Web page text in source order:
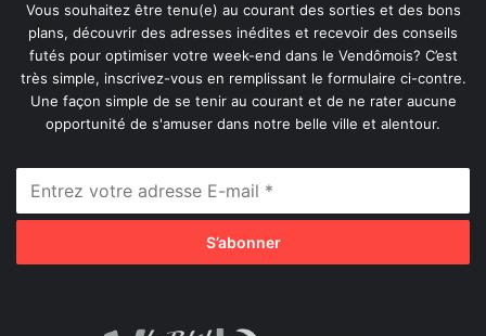
Vous souhaitez être tenu(e) au courant des sorties et des bons
plans, découvrir des adresses inédites et recevoir des conseils
futés pour optimiser votre week-end dans le Vendômois? C’est
très simple, inscrivez-vous en remplissant le formulaire ci-contre.
Une façon simple de se tenir au courant et de ne rater aucune
opportunité de s'amuser dans notre belle ville et alentour.